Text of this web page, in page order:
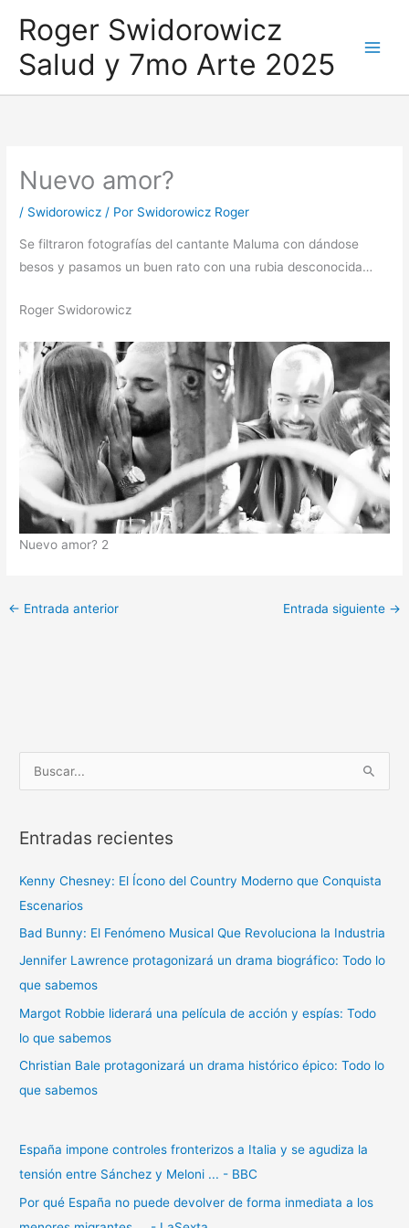
contenido
Roger Swidorowicz
Salud y 7mo Arte 2025
Nuevo amor?
/ Swidorowicz / Por Swidorowicz Roger
Se filtraron fotografías del cantante Maluma con dándose
besos y pasamos un buen rato con una rubia desconocida…
Roger Swidorowicz
Nuevo amor? 2
← Entrada anterior Entrada siguiente →
u
c
r
p
o
r
:
Entradas recientes
Kenny Chesney: El Ícono del Country Moderno que Conquista
Escenarios
Bad Bunny: El Fenómeno Musical Que Revoluciona la Industria
Jennifer Lawrence protagonizará un drama biográfico: Todo lo
que sabemos
Margot Robbie liderará una película de acción y espías: Todo
lo que sabemos
Christian Bale protagonizará un drama histórico épico: Todo lo
que sabemos
España impone controles fronterizos a Italia y se agudiza la
tensión entre Sánchez y Meloni ... - BBC
Por qué España no puede devolver de forma inmediata a los